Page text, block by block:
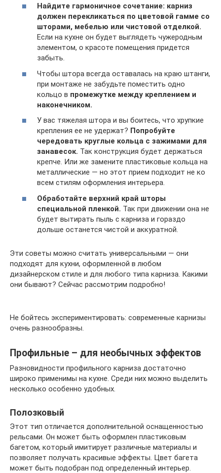
Найдите гармоничное сочетание: карниз
должен перекликаться по цветовой гамме со
шторами, мебелью или чистовой отделкой.
Если на кухне он будет выглядеть чужеродным
элементом, о красоте помещения придется
забыть.
Чтобы штора всегда оставалась на краю штанги,
при монтаже не забудьте поместить одно
кольцо в промежутке между креплением и
наконечником.
У вас тяжелая штора и вы боитесь, что хрупкие
крепления ее не удержат? Попробуйте
чередовать круглые кольца с зажимами для
занавесок. Так конструкция будет держаться
крепче. Или же замените пластиковые кольца на
металлические — но этот прием подходит не ко
всем стилям оформления интерьера.
Обработайте верхний край шторы
специальной пленкой. Так при движении она не
будет вытирать пыль с карниза и гораздо
дольше останется чистой и аккуратной.
Эти советы можно считать универсальными — они
подходят для кухни, оформленной в любом
дизайнерском стиле и для любого типа карниза. Какими
они бывают? Сейчас рассмотрим подробно!
Не бойтесь экспериментировать: современные карнизы
очень разнообразны.
Профильные – для необычных эффектов
Разновидности профильного карниза достаточно
широко применимы на кухне. Среди них можно выделить
несколько особенно удобных.
Полозковый
Этот тип отличается дополнительной оснащенностью
рельсами. Он может быть оформлен пластиковым
багетом, который имитирует различные материалы и
позволяет получать красивые эффекты. Цвет багета
может быть подобран под определенный интерьер.